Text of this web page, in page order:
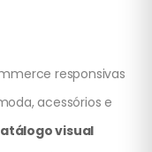
responsivas
acessórios e
visual